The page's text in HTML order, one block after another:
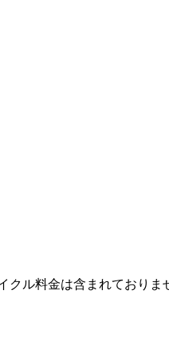
ル料金は含まれておりま